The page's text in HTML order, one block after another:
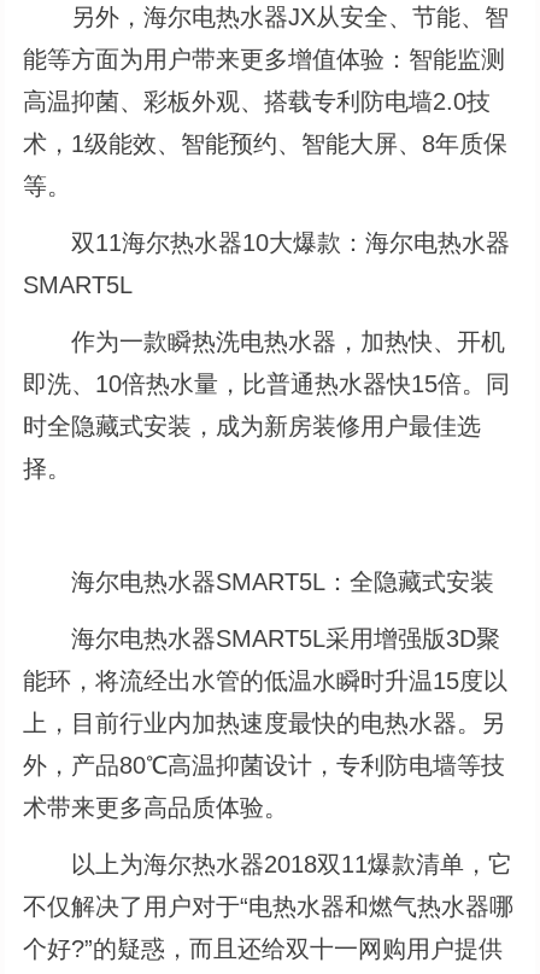
另外，海尔电热水器JX从安全、节能、智
能等方面为用户带来更多增值体验：智能监测
高温抑菌、彩板外观、搭载专利防电墙2.0技
术，1级能效、智能预约、智能大屏、8年质保
等。
双11海尔热水器10大爆款：海尔电热水器
SMART5L
作为一款瞬热洗电热水器，加热快、开机
即洗、10倍热水量，比普通热水器快15倍。同
时全隐藏式安装，成为新房装修用户最佳选
择。
海尔电热水器SMART5L：全隐藏式安装
海尔电热水器SMART5L采用增强版3D聚
能环，将流经出水管的低温水瞬时升温15度以
上，目前行业内加热速度最快的电热水器。另
外，产品80℃高温抑菌设计，专利防电墙等技
术带来更多高品质体验。
以上为海尔热水器2018双11爆款清单，它
不仅解决了用户对于“电热水器和燃气热水器哪
个好?”的疑惑，而且还给双十一网购用户提供